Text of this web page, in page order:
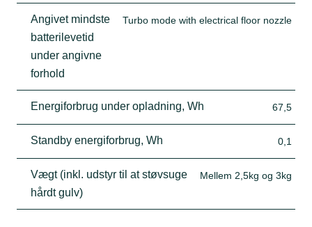
Angivet mindste
batterilevetid
under angivne
forhold
Turbo mode with electrical floor nozzle
Energiforbrug under opladning, Wh 67,5
Standby energiforbrug, Wh 0,1
Vægt (inkl. udstyr til at støvsuge
hårdt gulv)
Mellem 2,5kg og 3kg